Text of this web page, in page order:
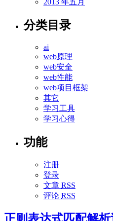
分类目录
ai
web原理
web安全
web性能
web项目框架
其它
学习工具
学习心得
功能
注册
登录
文章 RSS
评论 RSS